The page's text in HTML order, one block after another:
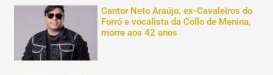
Cantor Neto Araújo, ex-Cavaleiros do
Forró e vocalista da Collo de Menina,
morre aos 42 anos